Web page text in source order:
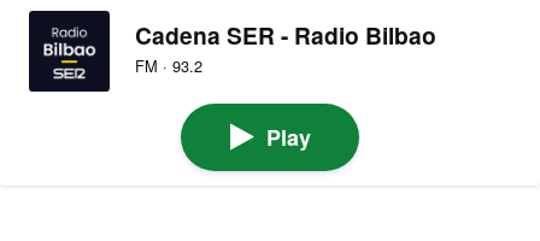
Cadena SER - Radio Bilbao
FM · 93.2
Play